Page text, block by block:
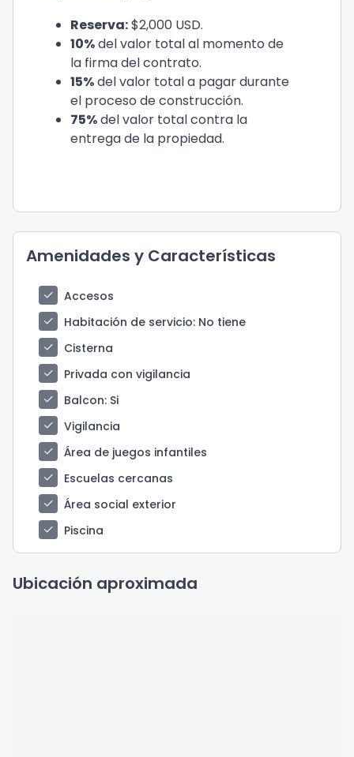
Reserva:$2,000 USD.
10%del valor total al momento de
la firma del contrato.
15%del valor total a pagar durante
el proceso de construcción.
75%del valor total contra la
entrega de la propiedad.
Amenidades y Características
check
Accesos
check
Habitación de servicio: No tiene
check
Cisterna
check
Privada con vigilancia
check
Balcon: Si
check
Vigilancia
check
Área de juegos infantiles
check
Escuelas cercanas
check
Área social exterior
check
Piscina
Ubicación aproximada